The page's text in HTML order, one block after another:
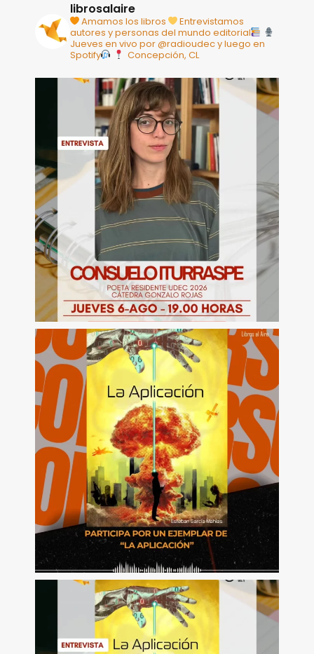
librosalaire
Amamos los libros
Entrevistamos
autores y personas del mundo editorial
Jueves en vivo por @radioudec y luego en
Spotify
Concepción, CL